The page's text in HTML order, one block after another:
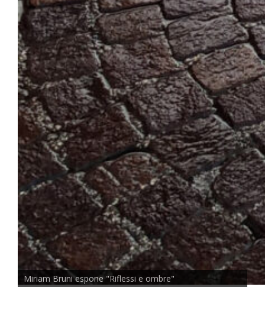
Miriam Bruni espone "Riflessi e ombre"